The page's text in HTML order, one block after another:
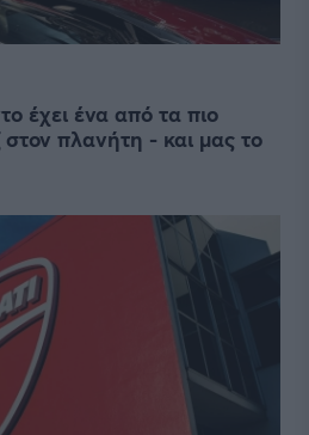
έχει ένα από τα πιο
πλανήτη - και μας το